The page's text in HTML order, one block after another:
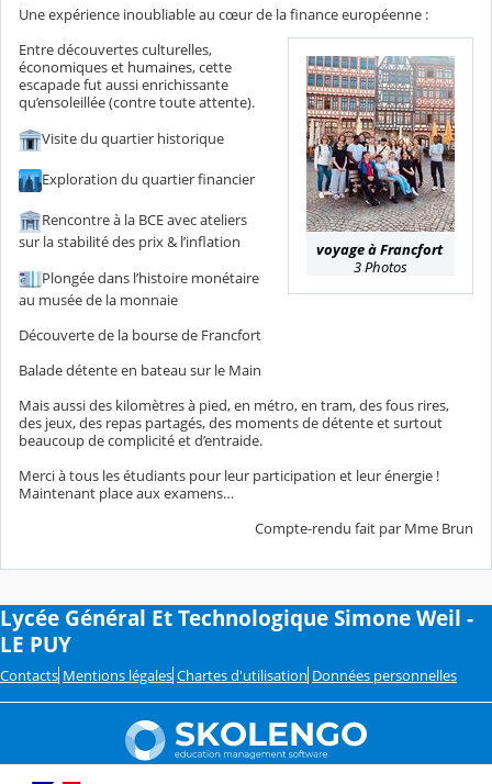
Une expérience inoubliable au cœur de la finance européenne :
voyage à Francfort
3 Photos
Entre découvertes culturelles,
économiques et humaines, cette
escapade fut aussi enrichissante
qu’ensoleillée (contre toute attente).
Visite du quartier historique
Exploration du quartier financier
Rencontre à la BCE avec ateliers
sur la stabilité des prix & l’inflation
Plongée dans l’histoire monétaire
au musée de la monnaie
Découverte de la bourse de Francfort
Balade détente en bateau sur le Main
Mais aussi des kilomètres à pied, en métro, en tram, des fous rires,
des jeux, des repas partagés, des moments de détente et surtout
beaucoup de complicité et d’entraide.
Merci à tous les étudiants pour leur participation et leur énergie !
Maintenant place aux examens…
Compte-rendu fait par Mme Brun
Lycée Général Et Technologique Simone Weil -
LE PUY
Contacts Mentions légales Chartes d'utilisation Données personnelles